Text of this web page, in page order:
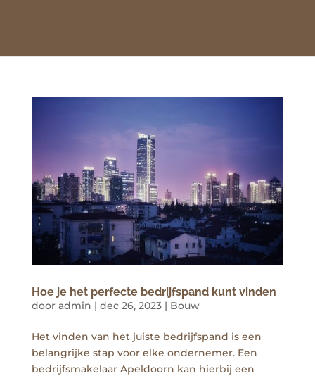
Hoe je het perfecte bedrijfspand kunt vinden
door admin | dec 26, 2023 | Bouw
Het vinden van het juiste bedrijfspand is een
belangrijke stap voor elke ondernemer. Een
bedrijfsmakelaar Apeldoorn kan hierbij een